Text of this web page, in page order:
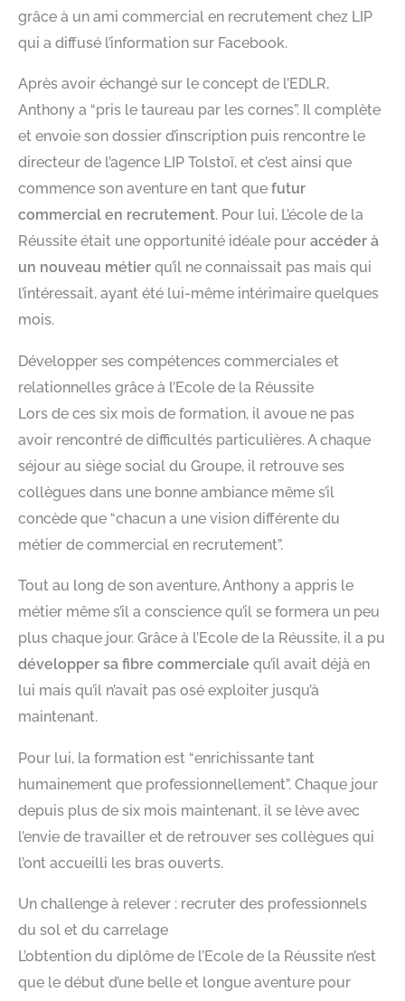
grâce à un ami commercial en recrutement chez LIP
qui a diffusé l’information sur Facebook.
Après avoir échangé sur le concept de l’EDLR,
Anthony a “pris le taureau par les cornes”. Il complète
et envoie son dossier d’inscription puis rencontre le
directeur de l’agence LIP Tolstoï, et c’est ainsi que
commence son aventure en tant que futur
commercial en recrutement. Pour lui, L’école de la
Réussite était une opportunité idéale pour accéder à
un nouveau métier qu’il ne connaissait pas mais qui
l’intéressait, ayant été lui-même intérimaire quelques
mois.
Développer ses compétences commerciales et
relationnelles grâce à l’Ecole de la Réussite
Lors de ces six mois de formation, il avoue ne pas
avoir rencontré de difficultés particulières. A chaque
séjour au siège social du Groupe, il retrouve ses
collègues dans une bonne ambiance même s’il
concède que “chacun a une vision différente du
métier de commercial en recrutement”.
Tout au long de son aventure, Anthony a appris le
métier même s’il a conscience qu’il se formera un peu
plus chaque jour. Grâce à l’Ecole de la Réussite, il a pu
développer sa fibre commerciale qu’il avait déjà en
lui mais qu’il n’avait pas osé exploiter jusqu’à
maintenant.
Pour lui, la formation est “enrichissante tant
humainement que professionnellement”. Chaque jour
depuis plus de six mois maintenant, il se lève avec
l’envie de travailler et de retrouver ses collègues qui
l’ont accueilli les bras ouverts.
Un challenge à relever : recruter des professionnels
du sol et du carrelage
L’obtention du diplôme de l’Ecole de la Réussite n’est
que le début d’une belle et longue aventure pour